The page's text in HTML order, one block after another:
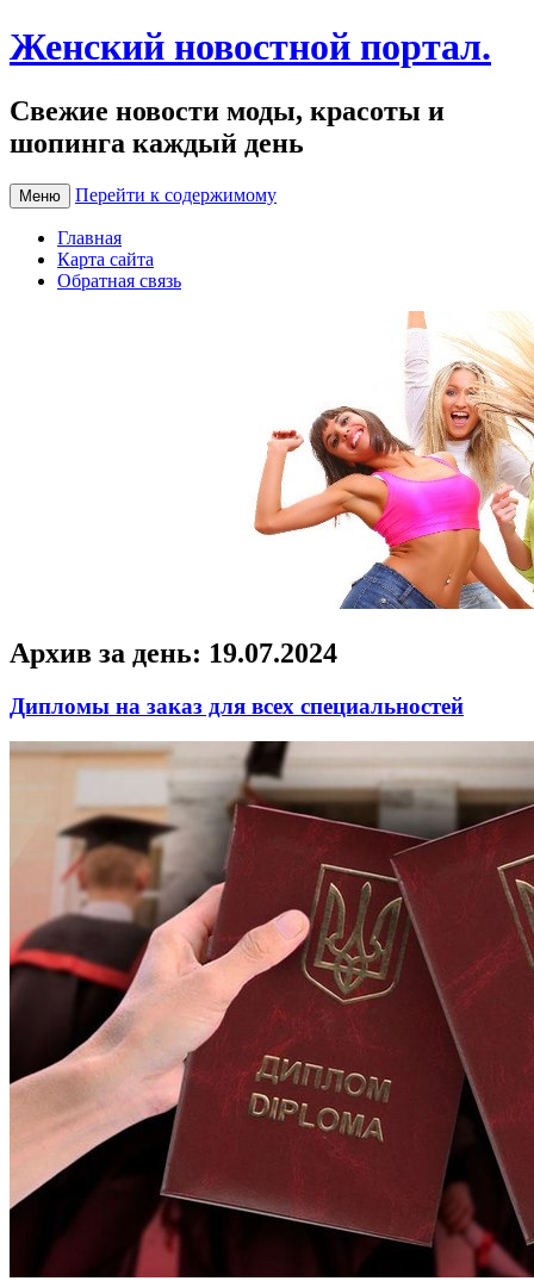
Женский новостной портал.
Свежие новости моды, красоты и
шопинга каждый день
Меню Перейти к содержимому
Главная
Карта сайта
Обратная связь
Архив за день: 19.07.2024
Дипломы на заказ для всех специальностей